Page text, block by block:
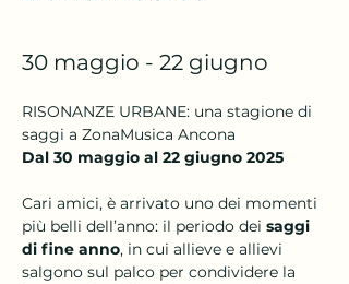
30 maggio - 22 giugno
RISONANZE URBANE: una stagione di
saggi a ZonaMusica Ancona
Dal 30 maggio al 22 giugno 2025
Cari amici, è arrivato uno dei momenti
più belli dell’anno: il periodo dei saggi
di fine anno, in cui allieve e allievi
salgono sul palco per condividere la